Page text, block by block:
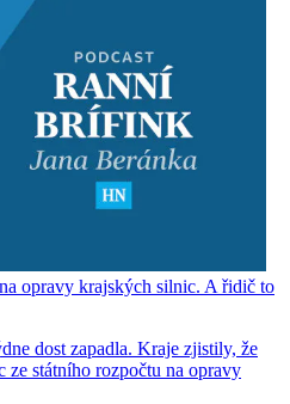
opravy krajských silnic. A řidič to
dost zapadla. Kraje zjistily, že
ze státního rozpočtu na opravy